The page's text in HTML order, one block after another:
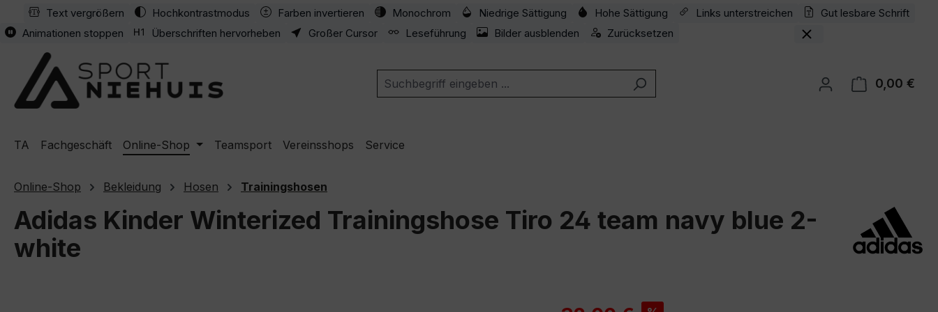
Hauptinhalt springen
Zur Suche springen
Zur Hauptnavigation springen
Text vergrößern Hochkontrastmodus Farben invertieren Monochrom Niedrige Sättigung Hohe Sättigung Links unterstreichen
Gut lesbare Schrift
Animationen stoppen
Überschriften hervorheben Großer Cursor Leseführung Bilder ausblenden Zurücksetzen
0,00 €
TA Fachgeschäft Online-Shop Teamsport Vereinsshops Service
Online-Shop Bekleidung Hosen Trainingshosen
Adidas Kinder Winterized Trainingshose Tiro 24 team navy blue 2-
white
Verkaufspreis: